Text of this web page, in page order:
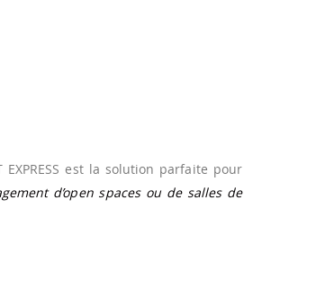
est la solution parfaite pour
d’open spaces ou de salles de